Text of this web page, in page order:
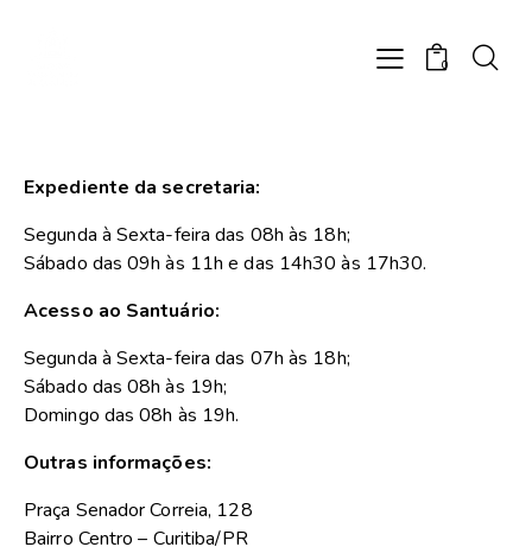
0
Expediente da secretaria:
Segunda à Sexta-feira das 08h às 18h;
Sábado das 09h às 11h e das 14h30 às 17h30.
Acesso ao Santuário:
Segunda à Sexta-feira das 07h às 18h;
Sábado das 08h às 19h;
Domingo das 08h às 19h.
Outras informações:
Praça Senador Correia, 128
Bairro Centro – Curitiba/PR